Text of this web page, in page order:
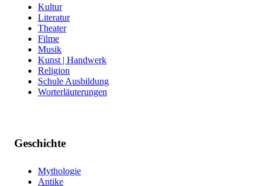
Kultur
Literatur
Theater
Filme
Musik
Kunst | Handwerk
Religion
Schule Ausbildung
Worterläuterungen
Geschichte
Mythologie
Antike